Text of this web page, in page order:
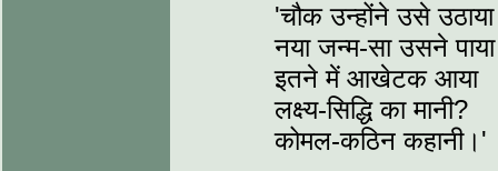
'चौक उन्होंने उसे उठाया
नया जन्म-सा उसने
इतने में आखेटक आया
लक्ष्य-सिद्धि का मानी?
कोमल-कठिन कहानी।'